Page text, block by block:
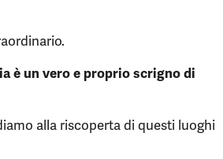
è un vero e proprio scrigno di
alla riscoperta di questi luoghi